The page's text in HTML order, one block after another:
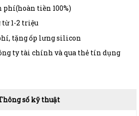
tiền 100%)
1-2 triệu
tặng ốp lưng silicon
ty tài chính và qua thẻ tín dụng
số kỹ thuật